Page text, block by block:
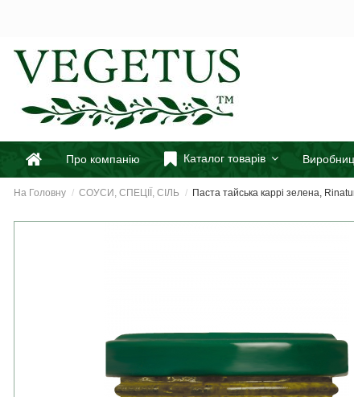
Про компанію Каталог товарів
На Головну СОУСИ, СПЕЦІЇ, СІЛЬ Паста тайська каррі зелена,